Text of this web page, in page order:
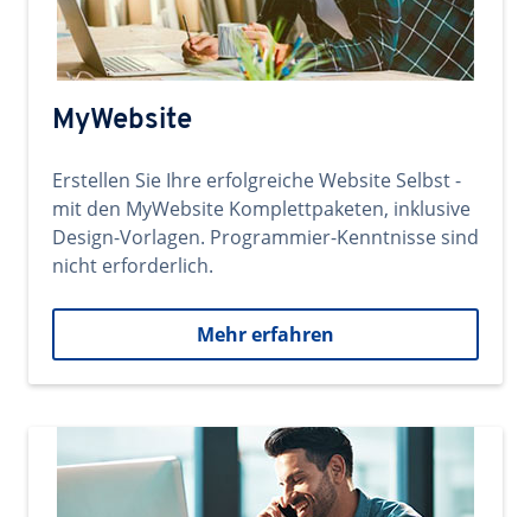
MyWebsite
Erstellen Sie Ihre erfolgreiche Website Selbst -
mit den MyWebsite Komplettpaketen, inklusive
Design-Vorlagen. Programmier-Kenntnisse sind
nicht erforderlich.
Mehr erfahren